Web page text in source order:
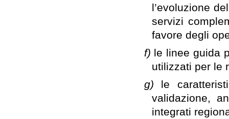
l’evoluzione
servizi
favore degli
f) le linee guida
utilizzati per le
g) le
validazione,
integrati